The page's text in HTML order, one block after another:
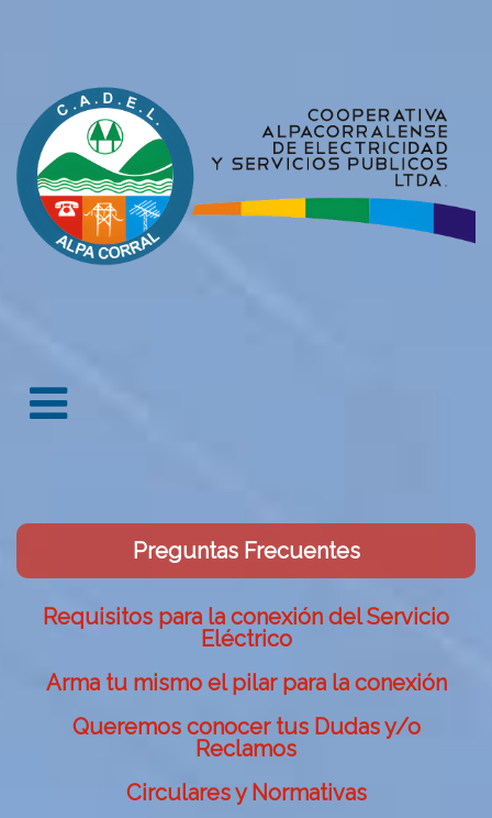
Preguntas Frecuentes
Requisitos para la conexión del Servicio
Eléctrico
Arma tu mismo el pilar para la conexión
Queremos conocer tus Dudas y/o
Reclamos
Circulares y Normativas